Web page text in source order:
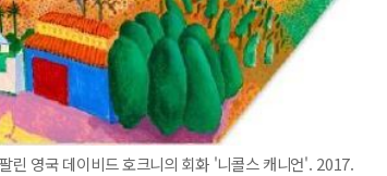
린 영국 데이비드 호크니의 회화 '니콜스 캐니언'. 2017.